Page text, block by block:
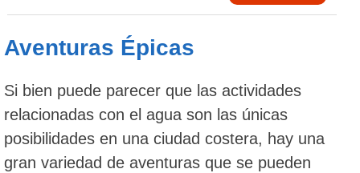
Aventuras Épicas
Si bien puede parecer que las actividades
relacionadas con el agua son las únicas
posibilidades en una ciudad costera, hay una
gran variedad de aventuras que se pueden